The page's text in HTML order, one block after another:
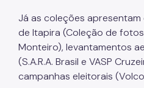
Já as coleções
de Itapira (Coleção de
Monteiro), levantamentos
(S.A.R.A. Brasil e VASP
campanhas eleitorais